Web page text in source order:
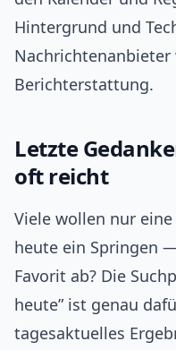
Hintergrund und
Nachrichtenanbieter
Berichterstattung.
Letzte
oft reicht
Viele wollen nur
heute ein Springen
Favorit ab? Die
heute” ist genau
tagesaktuelles